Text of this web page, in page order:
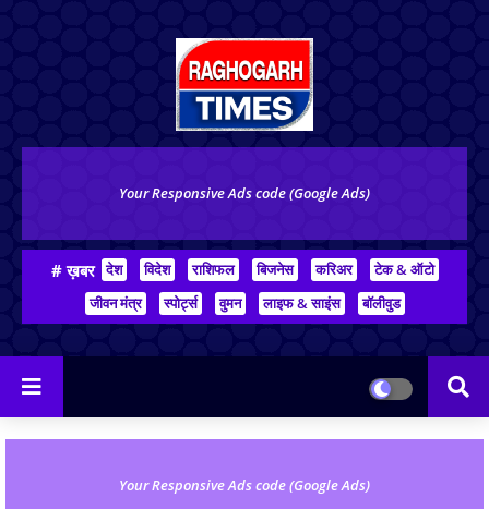
Your Responsive Ads code (Google Ads)
# ख़बर देश विदेश राशिफल बिजनेस करिअर
टेक & ऑटो
जीवन मंत्र
स्पोर्ट्स वुमन लाइफ & साइंस बॉलीवुड
Your Responsive Ads code (Google Ads)